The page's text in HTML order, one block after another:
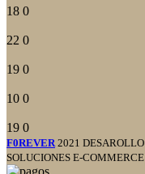
18 0
22 0
19 0
10 0
19 0
F0REVER 2021 DESAROLLO
SOLUCIONES E-COMMERCE